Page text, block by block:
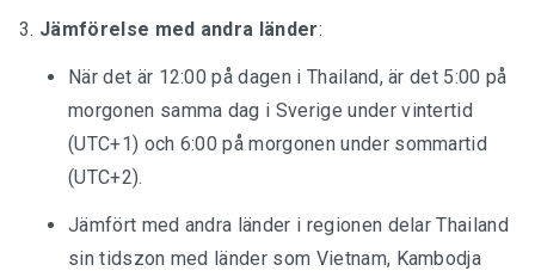
Jämförelse med andra länder:
När det är 12:00 på dagen i Thailand, är det 5:00 på
morgonen samma dag i Sverige under vintertid
(UTC+1) och 6:00 på morgonen under sommartid
(UTC+2).
Jämfört med andra länder i regionen delar Thailand
sin tidszon med länder som Vietnam, Kambodja